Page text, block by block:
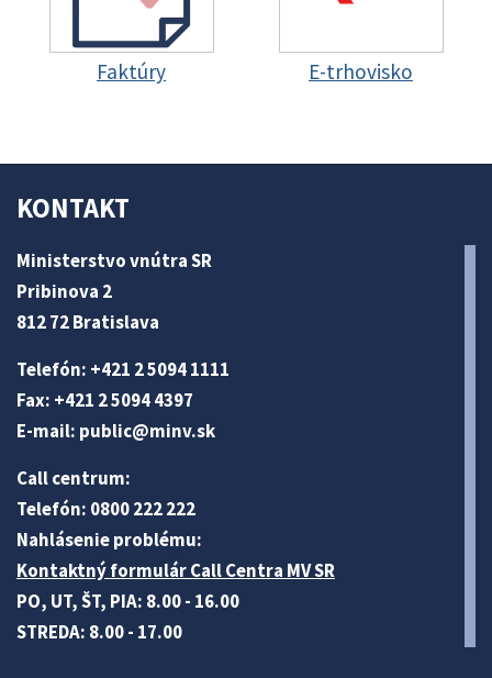
Faktúry E-trhovisko
KONTAKT
Ministerstvo vnútra SR
Pribinova 2
812 72 Bratislava
Telefón: +421 2 5094 1111
Fax: +421 2 5094 4397
E-mail: public@minv.sk
Call centrum:
Telefón: 0800 222 222
Nahlásenie problému:
Kontaktný formulár Call Centra MV SR
PO, UT, ŠT, PIA: 8.00 - 16.00
STREDA: 8.00 - 17.00